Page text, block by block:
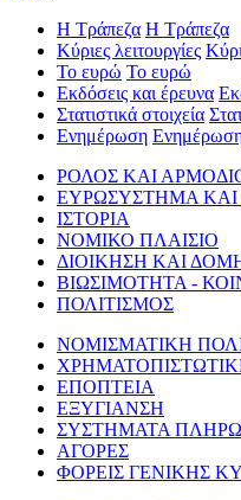
Η Τράπεζα Η Τράπεζα
Κύριες λειτουργίες
Το ευρώ Το ευρώ
Εκδόσεις και έρευνα
Στατιστικά στοιχεία
Ενημέρωση
ΡΟΛΟΣ ΚΑΙ
ΕΥΡΩΣΥΣΤΗΜΑ
ΙΣΤΟΡΙΑ
ΝΟΜΙΚΟ ΠΛΑΙΣΙΟ
ΔΙΟΙΚΗΣΗ ΚΑΙ
ΒΙΩΣΙΜΟΤΗΤΑ -
ΠΟΛΙΤΙΣΜΟΣ
ΝΟΜΙΣΜΑΤΙΚΗ
ΕΠΟΠΤΕΙΑ
ΕΞΥΓΙΑΝΣΗ
ΣΥΣΤΗΜΑΤΑ
ΑΓΟΡΕΣ
ΦΟΡΕΙΣ ΓΕΝΙΚΗΣ